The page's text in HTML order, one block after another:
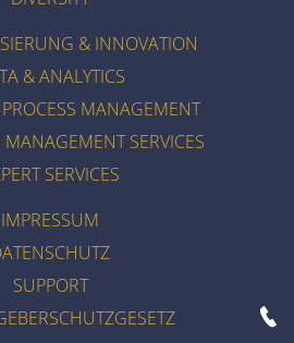
& INNOVATION
& ANALYTICS
PROCESS MANAGEMENT
SERVICES
SERVICES
IMPRESSUM
SUPPORT